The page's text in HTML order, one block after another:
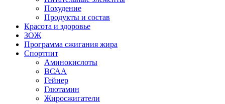
Похудение
Продукты и состав
Красота и здоровье
ЗОЖ
Программа сжигания жира
Спортпит
Аминокислоты
ВСАА
Гейнер
Глютамин
Жиросжигатели